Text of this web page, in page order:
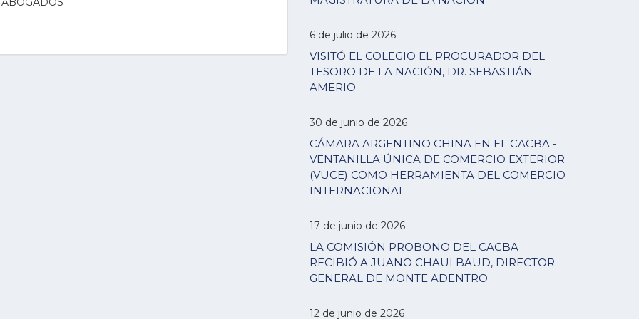
6 de julio de 2026
VISITÓ EL COLEGIO EL PROCURADOR DEL
TESORO DE LA NACIÓN, DR. SEBASTIÁN
AMERIO
30 de junio de 2026
CÁMARA ARGENTINO CHINA EN EL CACBA -
VENTANILLA ÚNICA DE COMERCIO EXTERIOR
(VUCE) COMO HERRAMIENTA DEL COMERCIO
INTERNACIONAL
17 de junio de 2026
LA COMISIÓN PROBONO DEL CACBA
RECIBIÓ A JUANO CHAULBAUD, DIRECTOR
GENERAL DE MONTE ADENTRO
12 de junio de 2026